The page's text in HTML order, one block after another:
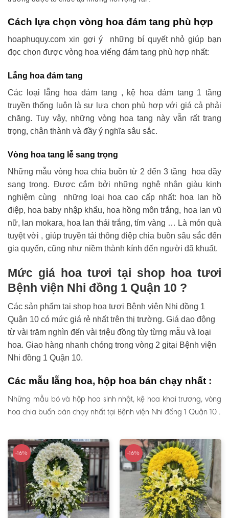
Cách lựa chọn vòng hoa đám tang phù hợp
hoaphuquy.com xin gợi ý những bí quyết nhỏ giúp bạn
đọc chọn được vòng hoa viếng đám tang phù hợp nhất:
Lẵng hoa đám tang
Các loại lẵng hoa đám tang , kệ hoa đám tang 1 tầng
truyền thống luôn là sự lựa chọn phù hợp với giá cả phải
chăng. Tuy vậy, những vòng hoa tang này vẫn rất trang
trọng, chân thành và đầy ý nghĩa sâu sắc.
Vòng hoa tang lễ sang trọng
Những mẫu vòng hoa chia buồn từ 2 đến 3 tầng hoa đầy
sang trọng. Được cắm bởi những nghệ nhân giàu kinh
nghiệm cùng những loại hoa cao cấp nhất: hoa lan hồ
điệp, hoa baby nhập khẩu, hoa hồng môn trắng, hoa lan vũ
nữ, lan mokara, hoa lan thái trắng, tím vàng … Là món quà
tuyệt vời , giúp truyền tải thông điệp chia buồn sâu sắc đến
gia quyến, cũng như niềm thành kính đến người đã khuất.
Mức giá hoa tươi tại shop hoa tươi
Bệnh viện Nhi đồng 1 Quận 10 ?
Các sản phẩm tại shop hoa tươi Bệnh viện Nhi đồng 1
Quận 10 có mức giá rẻ nhất trên thị trường. Giá dao động
từ vài trăm nghìn đến vài triệu đồng tùy từng mẫu và loại
hoa. Giao hàng nhanh chóng trong vòng 2 gitại Bệnh viện
Nhi đồng 1 Quận 10.
Các mẫu lẵng hoa, hộp hoa bán chạy nhất :
Những mẫu bó và hộp hoa sinh nhật, kệ hoa khai trương, vòng
hoa chia buồn bán chạy nhất tại Bệnh viện Nhi đồng 1 Quận 10 .
-16% -16%